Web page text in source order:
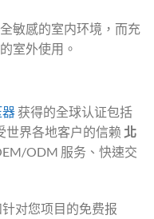
敏感的室内环境，而充
室外使用。
获得的全球认证包括
世界各地客户的信赖 北
ODM 服务、快速交
对您项目的免费报